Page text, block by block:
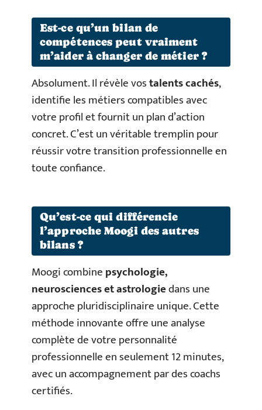
Est-ce qu’un bilan de
compétences peut vraiment
m’aider à changer de métier ?
Absolument. Il révèle vostalents cachés,
identifie les métiers compatibles avec
votre profil et fournit un plan d’action
concret. C’est un véritable tremplin pour
réussir votre transition professionnelle en
toute confiance.
Qu’est-ce qui différencie
l’approche Moogi des autres
bilans ?
Moogi combinepsychologie,
neurosciences et astrologiedans une
approche pluridisciplinaire unique. Cette
méthode innovante offre une analyse
complète de votre personnalité
professionnelle en seulement 12 minutes,
avec un accompagnement par des coachs
certifiés.